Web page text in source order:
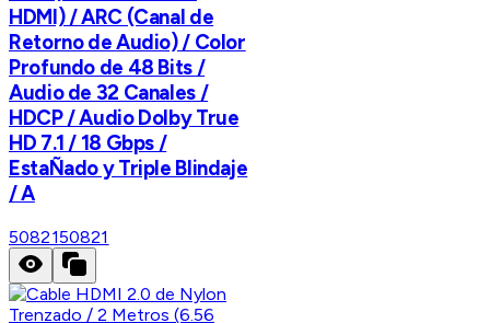
HDMI) / ARC (Canal de
Retorno de Audio) / Color
Profundo de 48 Bits /
Audio de 32 Canales /
HDCP / Audio Dolby True
HD 7.1 / 18 Gbps /
EstaÑado y Triple Blindaje
/ A
5082150821